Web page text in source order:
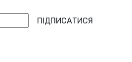
ПІДПИСАТИСЯ